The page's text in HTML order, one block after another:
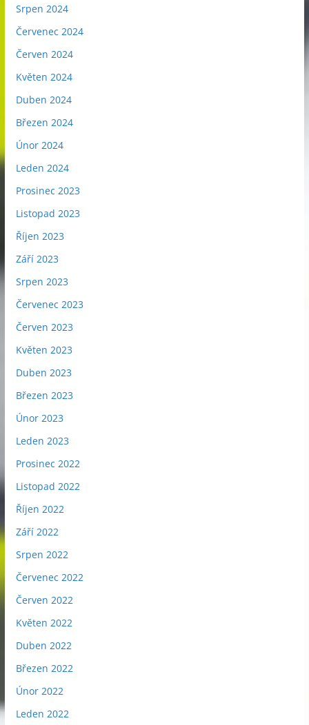
Srpen 2024
Červenec 2024
Červen 2024
Květen 2024
Duben 2024
Březen 2024
Únor 2024
Leden 2024
Prosinec 2023
Listopad 2023
Říjen 2023
Září 2023
Srpen 2023
Červenec 2023
Červen 2023
Květen 2023
Duben 2023
Březen 2023
Únor 2023
Leden 2023
Prosinec 2022
Listopad 2022
Říjen 2022
Září 2022
Srpen 2022
Červenec 2022
Červen 2022
Květen 2022
Duben 2022
Březen 2022
Únor 2022
Leden 2022